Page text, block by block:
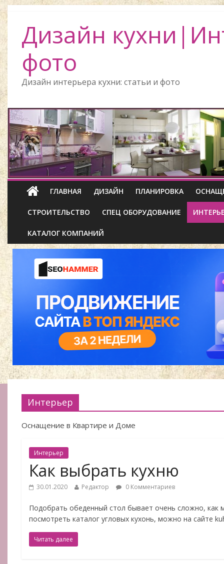
Дизайн
фото
Дизайн интерьера кухни: статьи и фото
ГЛАВНАЯ ДИЗАЙН ПЛАНИРОВКА
СТРОИТЕЛЬСТВО СПЕЦ ОБОРУДОВАНИЕ
КАТАЛОГ КОМПАНИЙ
Интерьер
Оснащение в Квартире и Доме
Интерьер
Как выбрать кухню
30.01.2020 Редактор 0 Комментариев
Подобрать обеденный стол бывает очень сложно, как
посмотреть каталог угловых кухонь, можно на сайте
Читать далее